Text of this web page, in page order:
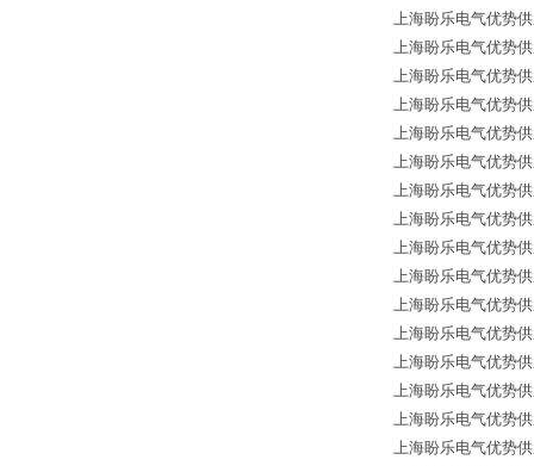
上海盼乐电气优势
上海盼乐电气优势
上海盼乐电气优势
上海盼乐电气优势
上海盼乐电气优势
上海盼乐电气优势
上海盼乐电气优势
上海盼乐电气优势
上海盼乐电气优势
上海盼乐电气优势
上海盼乐电气优势
上海盼乐电气优势
上海盼乐电气优势
上海盼乐电气优势
上海盼乐电气优势
上海盼乐电气优势